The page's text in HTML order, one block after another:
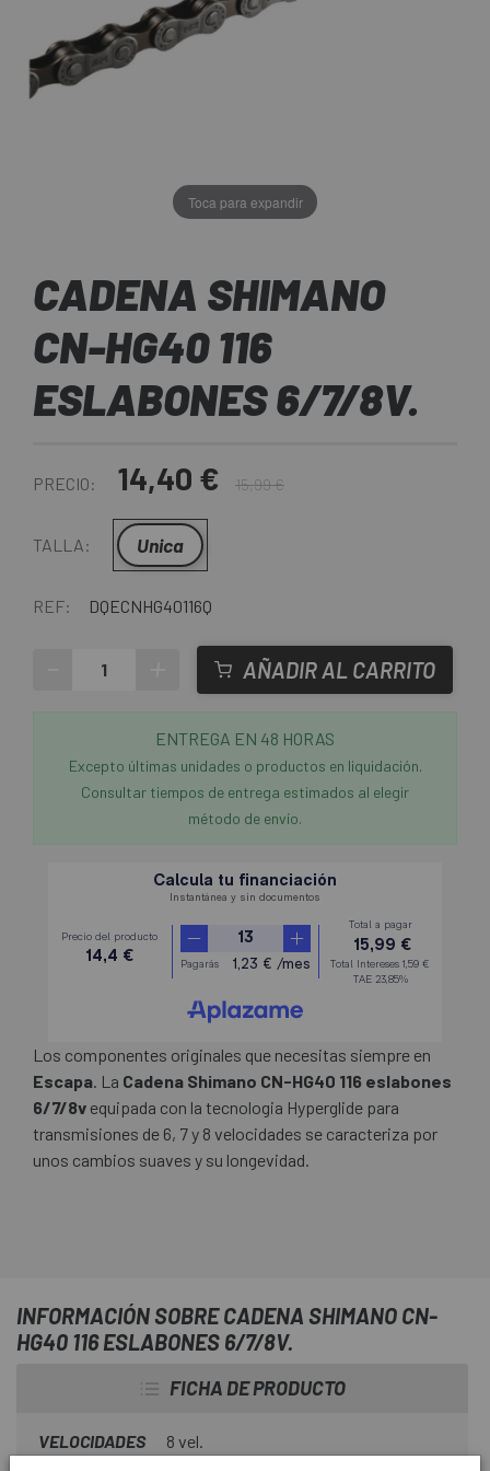
Toca para expandir
CADENA SHIMANO
CN-HG40 116
ESLABONES 6/7/8V.
PRECIO: 14,40 € 15,99 €
TALLA: Unica
REF: DQECNHG40116Q
AÑADIR AL CARRITO
ENTREGA EN 48 HORAS
Excepto últimas unidades o productos en liquidación.
Consultar tiempos de entrega estimados al elegir
método de envío.
Los componentes originales que necesitas siempre en
Escapa. La Cadena Shimano CN-HG40 116 eslabones
6/7/8v equipada con la tecnologia Hyperglide para
transmisiones de 6, 7 y 8 velocidades se caracteriza por
unos cambios suaves y su longevidad.
INFORMACIÓN SOBRE CADENA SHIMANO CN-
HG40 116 ESLABONES 6/7/8V.
FICHA DE PRODUCTO
VELOCIDADES 8 vel.